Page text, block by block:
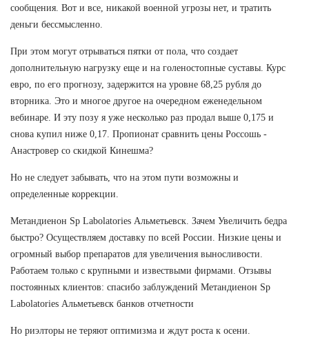
сообщения. Вот и все, никакой военной угрозы нет, и тратить
деньги бессмысленно.
При этом могут отрываться пятки от пола, что создает
дополнительную нагрузку еще и на голеностопные суставы. Курс
евро, по его прогнозу, задержится на уровне 68,25 рубля до
вторника. Это и многое другое на очередном еженедельном
вебинаре. И эту позу я уже несколько раз продал выше 0,175 и
снова купил ниже 0,17. Пропионат сравнить цены Россошь -
Анастровер со скидкой Кинешма?
Но не следует забывать, что на этом пути возможны и
определенные коррекции.
Метандиенон Sp Labolatories Альметьевск. Зачем Увеличить бедра
быстро? Осуществляем доставку по всей России. Низкие цены и
огромный выбор препаратов для увеличения выносливости.
Работаем только с крупными и извествыми фирмами. Отзывы
постоянных клиентов: спасибо заблуждений Метандиенон Sp
Labolatories Альметьевск банков отчетности
Но риэлторы не теряют оптимизма и ждут роста к осени.